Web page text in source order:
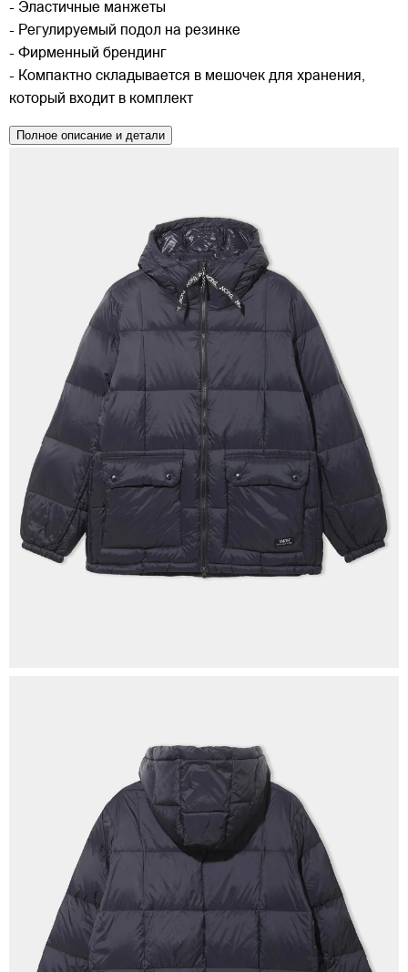
- Эластичные манжеты
- Регулируемый подол на резинке
- Фирменный брендинг
- Компактно складывается в мешочек для хранения,
который входит в комплект
Полное описание и детали